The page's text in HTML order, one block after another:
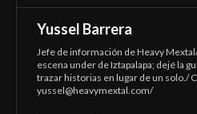
Yussel Barrera
Jefe de información de Heavy
escena under de Iztapalapa; dejé la
trazar historias en lugar de un solo./
yussel@heavymextal.com/